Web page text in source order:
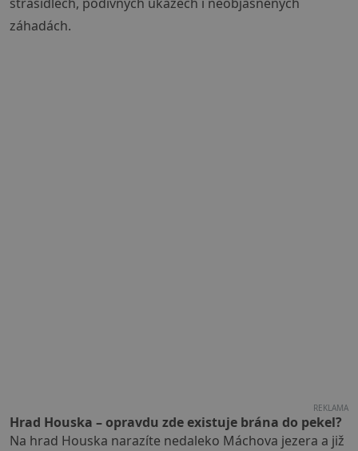
záhadách.
REKLAMA
Hrad Houska – opravdu zde existuje brána do pekel?
Na hrad Houska narazíte nedaleko Máchova jezera a již